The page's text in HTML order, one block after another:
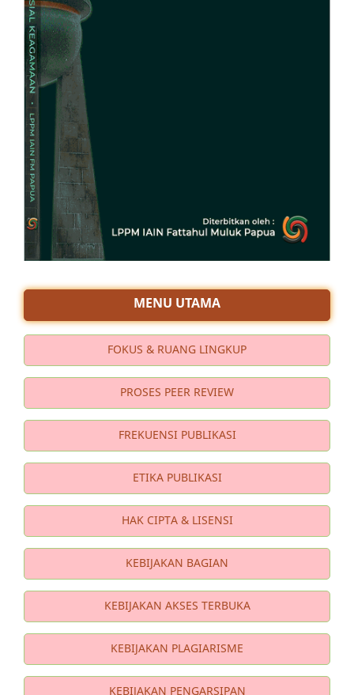
MENU UTAMA
FOKUS & RUANG LINGKUP
PROSES PEER REVIEW
FREKUENSI PUBLIKASI
ETIKA PUBLIKASI
HAK CIPTA & LISENSI
KEBIJAKAN BAGIAN
KEBIJAKAN AKSES TERBUKA
KEBIJAKAN PLAGIARISME
KEBIJAKAN PENGARSIPAN